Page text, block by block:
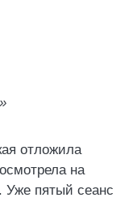
отложила
на
Уже пятый сеанс